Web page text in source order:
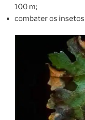
100 m;
combater os